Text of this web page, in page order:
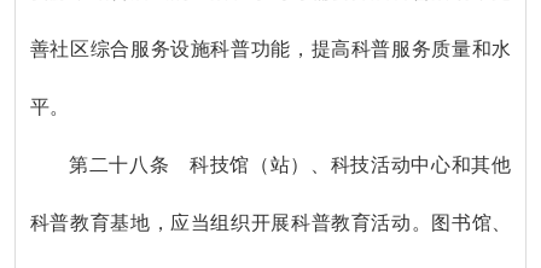
善社区综合服务设施科普功能，提高科普服务质量和水
平。
第二十八条 科技馆（站）、科技活动中心和其他
科普教育基地，应当组织开展科普教育活动。图书馆、